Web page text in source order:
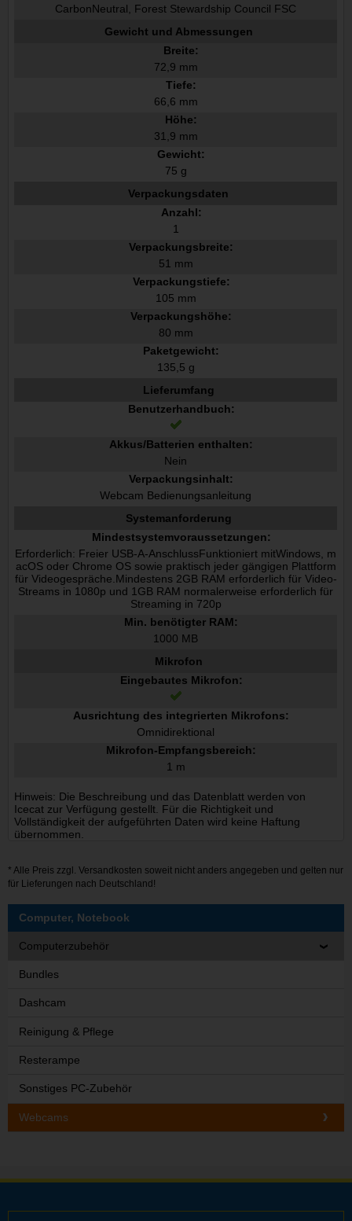
CarbonNeutral, Forest Stewardship Council FSC
Gewicht und Abmessungen
Breite:
72,9 mm
Tiefe:
66,6 mm
Höhe:
31,9 mm
Gewicht:
75 g
Verpackungsdaten
Anzahl:
1
Verpackungsbreite:
51 mm
Verpackungstiefe:
105 mm
Verpackungshöhe:
80 mm
Paketgewicht:
135,5 g
Lieferumfang
Benutzerhandbuch:
Akkus/Batterien enthalten:
Nein
Verpackungsinhalt:
Webcam Bedienungsanleitung
Systemanforderung
Mindestsystemvoraussetzungen:
Erforderlich: Freier USB-A-AnschlussFunktioniert mitWindows, m
acOS oder Chrome OS sowie praktisch jeder gängigen Plattform
für Videogespräche.Mindestens 2GB RAM erforderlich für Video-
Streams in 1080p und 1GB RAM normalerweise erforderlich für
Streaming in 720p
Min. benötigter RAM:
1000 MB
Mikrofon
Eingebautes Mikrofon:
Ausrichtung des integrierten Mikrofons:
Omnidirektional
Mikrofon-Empfangsbereich:
1 m
Hinweis: Die Beschreibung und das Datenblatt werden von
Icecat zur Verfügung gestellt. Für die Richtigkeit und
Vollständigkeit der aufgeführten Daten wird keine Haftung
übernommen.
* Alle Preis zzgl. Versandkosten soweit nicht anders angegeben und gelten nur
für Lieferungen nach Deutschland!
Computer, Notebook
Computerzubehör
Bundles
Dashcam
Reinigung & Pflege
Resterampe
Sonstiges PC-Zubehör
Webcams